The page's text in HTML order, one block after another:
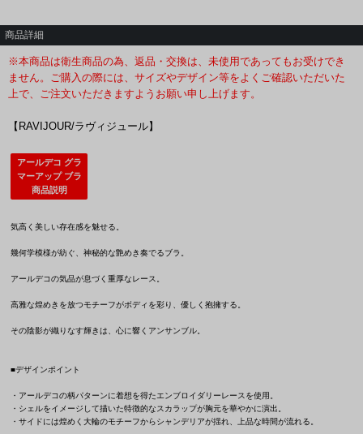
商品詳細
※本商品は衛生商品の為、返品・交換は、未使用であってもお受けでき
ません。ご購入の際には、サイズやデザイン等をよくご確認いただいた
上で、ご注文いただきますようお願い申し上げます。
【RAVIJOUR/ラヴィジュール】
アールデコ グラ
マーアップ ブラ
商品説明
気高く美しい存在感を魅せる。
幾何学模様が紡ぐ、神秘的な艶めき奏でるブラ。
アールデコの気品が息づく重厚なレース。
高雅な煌めきを放つモチーフがボディを彩り、優しく抱擁する。
その陰影が織りなす輝きは、心に響くアンサンブル。
■デザインポイント
・アールデコの柄パターンに着想を得たエンブロイダリーレースを使用。
・シェルをイメージして描いた特徴的なスカラップが胸元を華やかに演出。
・サイドには煌めく大輪のモチーフからシャンデリアが揺れ、上品な時間が流れる。